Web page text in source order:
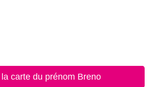
carte du prénom Breno